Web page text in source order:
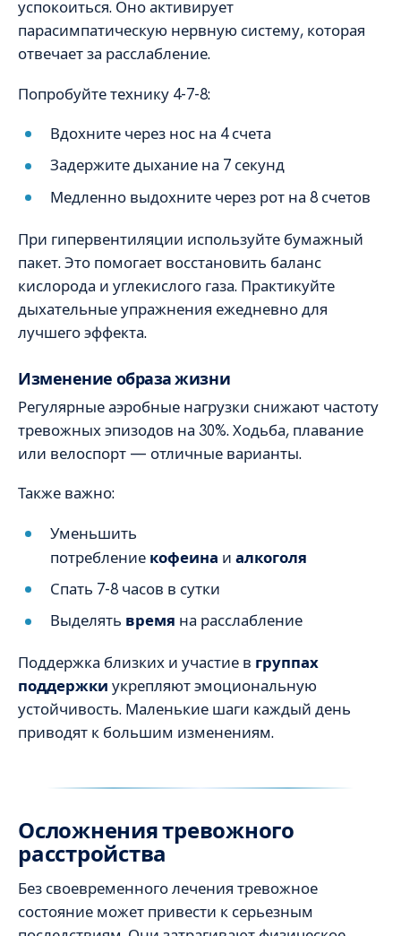
успокоиться. Оно активирует
парасимпатическую нервную систему, которая
отвечает за расслабление.
Попробуйте технику 4-7-8:
Вдохните через нос на 4 счета
Задержите дыхание на 7 секунд
Медленно выдохните через рот на 8 счетов
При гипервентиляции используйте бумажный
пакет. Это помогает восстановить баланс
кислорода и углекислого газа. Практикуйте
дыхательные упражнения ежедневно для
лучшего эффекта.
Изменение образа жизни
Регулярные аэробные нагрузки снижают частоту
тревожных эпизодов на 30%. Ходьба, плавание
или велоспорт — отличные варианты.
Также важно:
Уменьшить
потребление кофеина иалкоголя
Спать 7-8 часов в сутки
Выделять время на расслабление
Поддержка близких и участие в группах
поддержки укрепляют эмоциональную
устойчивость. Маленькие шаги каждый день
приводят к большим изменениям.
Осложнения тревожного
расстройства
Без своевременного лечения тревожное
состояние может привести к серьезным